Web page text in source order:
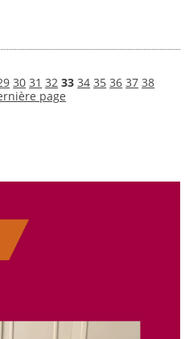
30 31 32 33 34 35 36 37 38
page